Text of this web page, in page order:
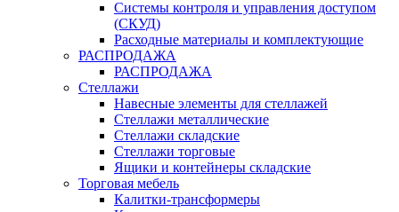
Системы контроля и управления доступом
(СКУД)
Расходные материалы и комплектующие
РАСПРОДАЖА
РАСПРОДАЖА
Стеллажи
Навесные элементы для стеллажей
Стеллажи металлические
Стеллажи складские
Стеллажи торговые
Ящики и контейнеры складские
Торговая мебель
Калитки-трансформеры